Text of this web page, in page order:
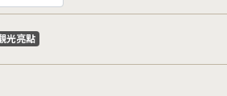
標籤
光亮點